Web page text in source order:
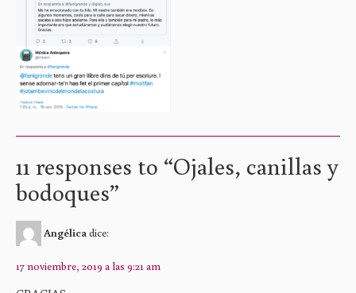
11 responses to “Ojales, canillas y
bodoques”
Angélica dice:
17 noviembre, 2019 a las 9:21 am